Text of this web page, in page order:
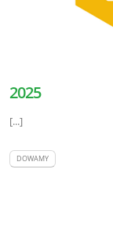
2025
[...]
DOWAMY